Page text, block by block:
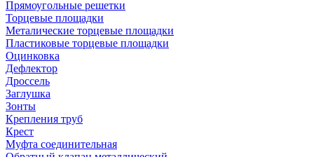
Прямоугольные решетки
Торцевые площадки
Металические торцевые площадки
Пластиковые торцевые площадки
Оцинковка
Дефлектор
Дроссель
Заглушка
Зонты
Крепления труб
Крест
Муфта соединительная